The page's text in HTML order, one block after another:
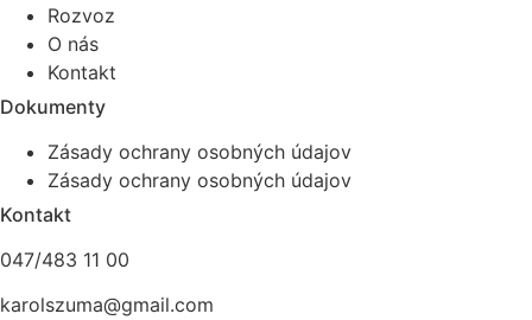
Rozvoz
O nás
Kontakt
Dokumenty
Zásady ochrany osobných údajov
Zásady ochrany osobných údajov
Kontakt
047/483 11 00
karolszuma@gmail.com